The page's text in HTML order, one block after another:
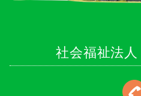
社会福祉法